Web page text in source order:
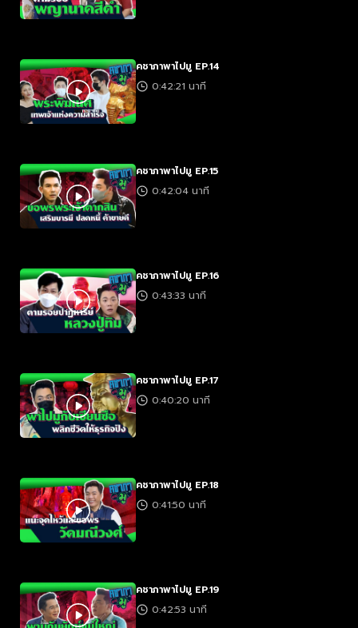
คชาภาพาไปมู EP.14
0:42:21 นาที
คชาภาพาไปมู EP.15
0:42:04 นาที
คชาภาพาไปมู EP.16
0:43:33 นาที
คชาภาพาไปมู EP.17
0:40:20 นาที
คชาภาพาไปมู EP.18
0:41:50 นาที
คชาภาพาไปมู EP.19
0:42:53 นาที